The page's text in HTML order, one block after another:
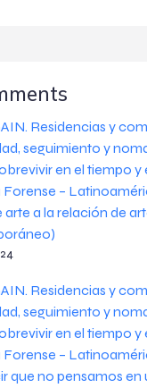
Residencias y
seguimiento y
en el tiempo y
Forense –
a la relación de
Residencias y
seguimiento y
en el tiempo y
Forense –
que no pensamos en